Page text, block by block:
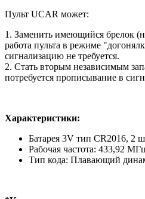
Пульт UCAR может:
1. Заменить имеющийся брелок
работа пульта в режиме
сигнализацию не требуется.
2. Стать вторым независимым
потребуется прописывание в
Характеристики:
Батарея 3V тип CR2016, 2
Рабочая частота: 433,92
Тип кода: Плавающий